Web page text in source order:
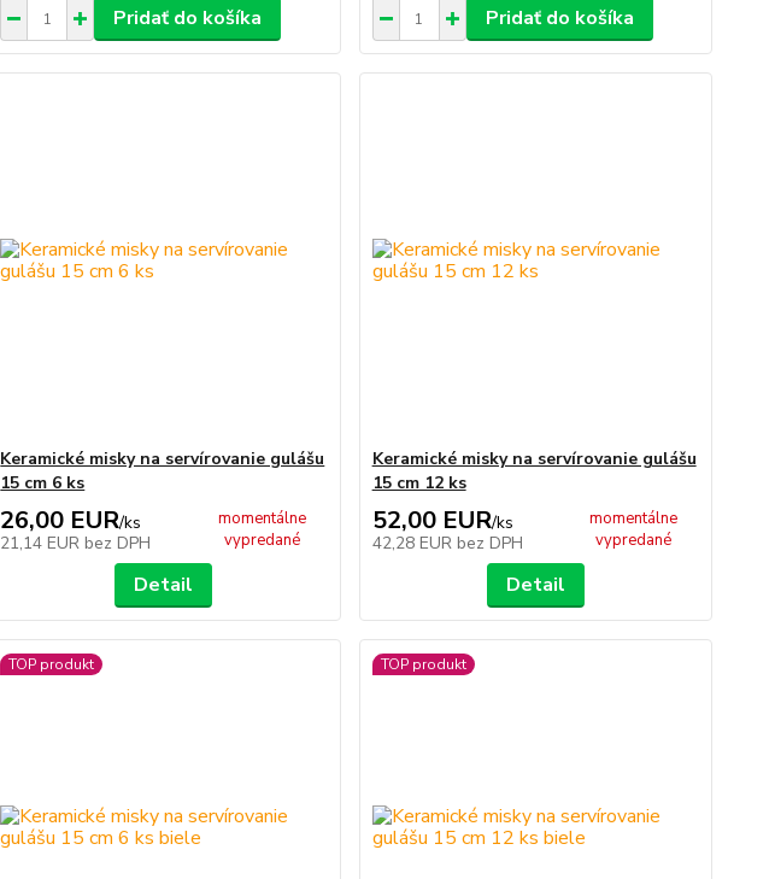
Pridať do košíka Pridať do košíka
Keramické misky na servírovanie gulášu
15 cm 6 ks
26,00 EUR/ks
21,14 EUR bez DPH
momentálne
vypredané
Detail
Keramické misky na servírovanie gulášu
15 cm 12 ks
52,00 EUR/ks
42,28 EUR bez DPH
momentálne
vypredané
Detail
TOP produkt TOP produkt